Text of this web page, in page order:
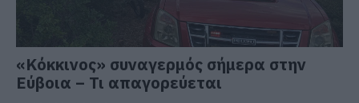
«Κόκκινος» συναγερμός σήμερα στην
Εύβοια – Τι απαγορεύεται